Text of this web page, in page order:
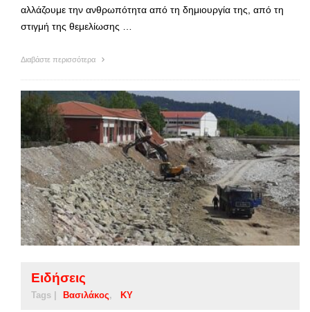
αλλάζουμε την ανθρωπότητα από τη δημιουργία της, από τη
στιγμή της θεμελίωσης …
Διαβάστε περισσότερα
Ειδήσεις
Tags | Βασιλάκος ΚΥ